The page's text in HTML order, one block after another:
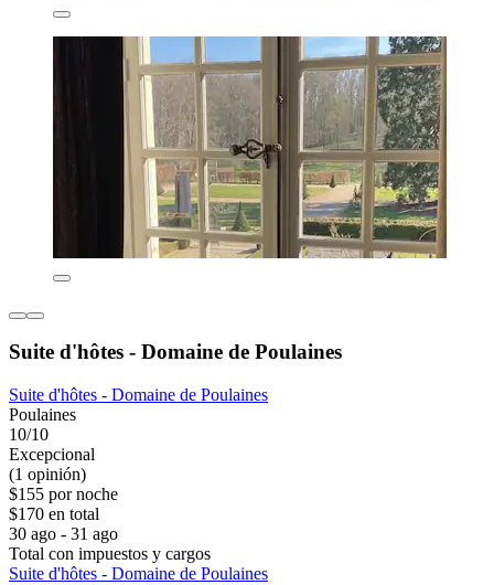
Suite d'hôtes - Domaine de Poulaines
Suite d'hôtes - Domaine de Poulaines
Poulaines
10/10
Excepcional
(1 opinión)
$155 por noche
$170 en total
30 ago - 31 ago
Total con impuestos y cargos
Suite d'hôtes - Domaine de Poulaines